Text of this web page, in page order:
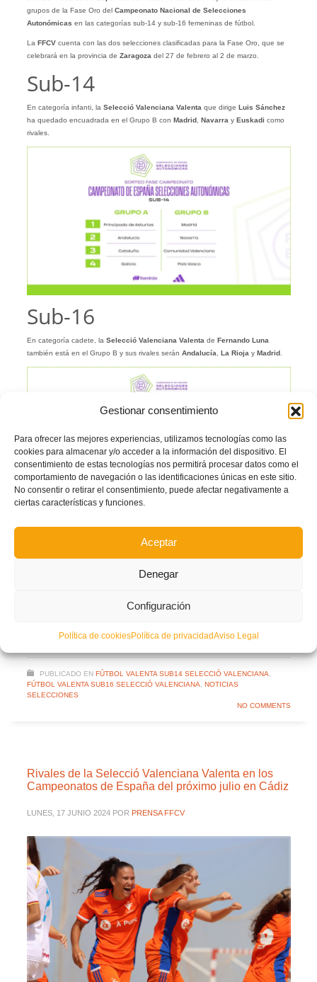
Gestionar consentimiento
Para ofrecer las mejores experiencias, utilizamos tecnologías como las
cookies para almacenar y/o acceder a la información del dispositivo. El
consentimiento de estas tecnologías nos permitirá procesar datos como el
comportamiento de navegación o las identificaciones únicas en este sitio.
No consentir o retirar el consentimiento, puede afectar negativamente a
ciertas características y funciones.
Aceptar
Denegar
Configuración
Política de cookiesPolítica de privacidadAviso Legal
grupos de la Fase Oro del Campeonato Nacional de Selecciones
Autonómicas en las categorías sub-14 y sub-16 femeninas de fútbol.
La FFCVcuenta con las dos selecciones clasificadas para la Fase Oro, que se
celebrará en la provincia de Zaragoza del 27 de febrero al 2 de marzo.
Sub-14
En categoría infanti, la Selecció Valenciana Valenta que dirige Luis Sánchez
ha quedado encuadrada en el Grupo B con Madrid, Navarra y Euskadi como
rivales.
Sub-16
En categoría cadete, la Selecció Valenciana Valenta de Fernando Luna
también está en el Grupo B y sus rivales serán Andalucía La Rioja y Madrid.
LEER MÁS
PUBLICADO EN FÚTBOL VALENTA SUB14 SELECCIÓ VALENCIANA,
FÚTBOL VALENTA SUB16 SELECCIÓ VALENCIANA, NOTICIAS
SELECCIONES
NO COMMENTS
Rivales de la Selecció Valenciana Valenta en los
Campeonatos de España del próximo julio en Cádiz
LUNES, 17 JUNIO 2024 POR PRENSA FFCV